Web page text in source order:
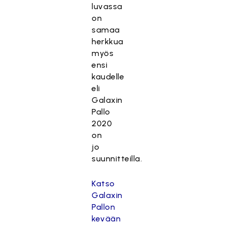
luvassa
on
samaa
herkkua
myös
ensi
kaudelle
eli
Galaxin
Pallo
2020
on
jo
suunnitteilla.
Katso
Galaxin
Pallon
kevään